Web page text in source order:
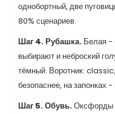
однобортный, две
80% сценариев.
Шаг 4. Рубашка. Белая -
выбирают и неброский
тёмный. Воротник:
безопаснее, на запонках
Шаг 5. Обувь.Оксфорды